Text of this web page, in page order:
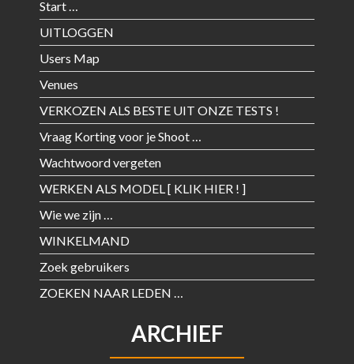
Start …
UITLOGGEN
Users Map
Venues
VERKOZEN ALS BESTE UIT ONZE TESTS !
Vraag Korting voor je Shoot …
Wachtwoord vergeten
WERKEN ALS MODEL [ KLIK HIER ! ]
Wie we zijn …
WINKELMAND
Zoek gebruikers
ZOEKEN NAAR LEDEN …
ARCHIEF